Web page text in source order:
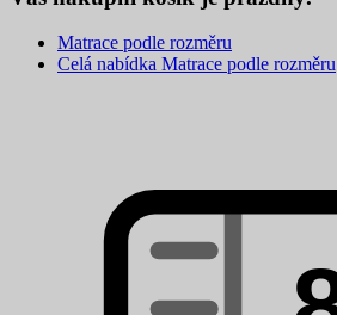
Matrace podle rozměru
Celá nabídka Matrace podle rozměru